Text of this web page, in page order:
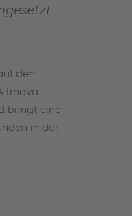
den
Trnava
bringt eine
in der